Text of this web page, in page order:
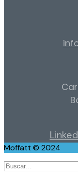
Moffatt © 2024
Buscar